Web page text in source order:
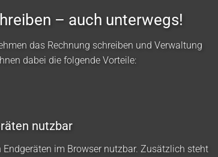
– auch unterwegs!
das Rechnung schreiben und Verwaltung
dabei die folgende Vorteile:
nutzbar
im Browser nutzbar. Zusätzlich steht